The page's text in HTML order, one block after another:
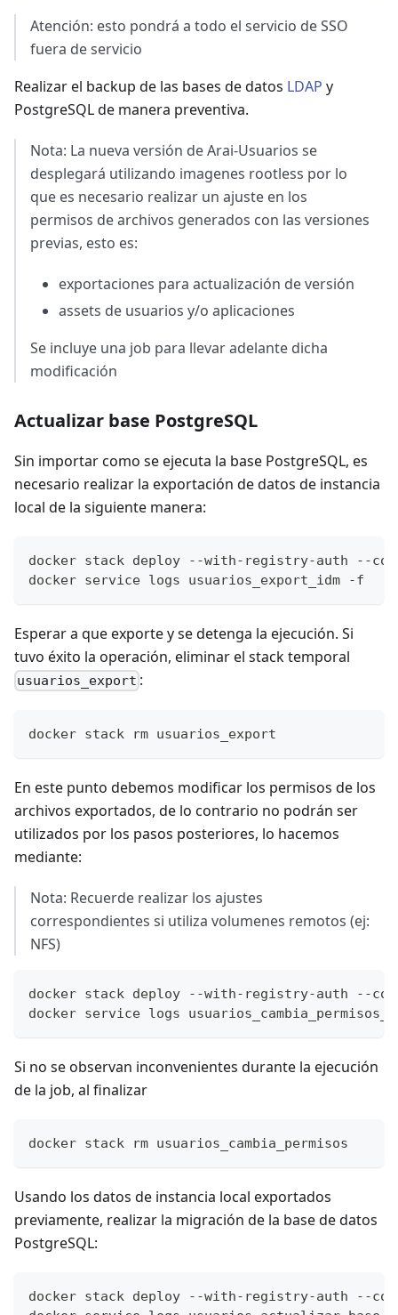
Atención: esto pondrá a todo el servicio de SSO
fuera de servicio
Realizar el backup de las bases de datos LDAP y
PostgreSQL de manera preventiva.
Nota: La nueva versión de Arai-Usuarios se
desplegará utilizando imagenes rootless por lo
que es necesario realizar un ajuste en los
permisos de archivos generados con las versiones
previas, esto es:
exportaciones para actualización de versión
assets de usuarios y/o aplicaciones
Se incluye una job para llevar adelante dicha
modificación
Actualizar base PostgreSQL
Sin importar como se ejecuta la base PostgreSQL, es
necesario realizar la exportación de datos de instancia
local de la siguiente manera:
docker stack deploy --with-registry-auth --
docker service logs usuarios_export_idm -f
Esperar a que exporte y se detenga la ejecución. Si
tuvo éxito la operación, eliminar el stack temporal
usuarios_export :
docker stack rm usuarios_export
En este punto debemos modificar los permisos de los
archivos exportados, de lo contrario no podrán ser
utilizados por los pasos posteriores, lo hacemos
mediante:
Nota: Recuerde realizar los ajustes
correspondientes si utiliza volumenes remotos (ej:
NFS)
docker stack deploy --with-registry-auth --
docker service logs
Si no se observan inconvenientes durante la ejecución
de la job, al finalizar
docker stack rm usuarios_cambia_permisos
Usando los datos de instancia local exportados
previamente, realizar la migración de la base de datos
PostgreSQL:
docker stack deploy --with-registry-auth --